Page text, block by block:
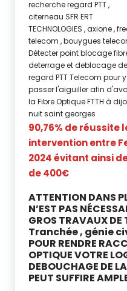
90,76% de réussite
intervention entre
2024 évitant ainsi
de 400€
ATTENTION DANS
N’EST PAS
GROS TRAVAUX DE
Tranchée , génie
POUR RENDRE
OPTIQUE VOTRE
DEBOUCHAGE DE
PEUT SUFFIRE